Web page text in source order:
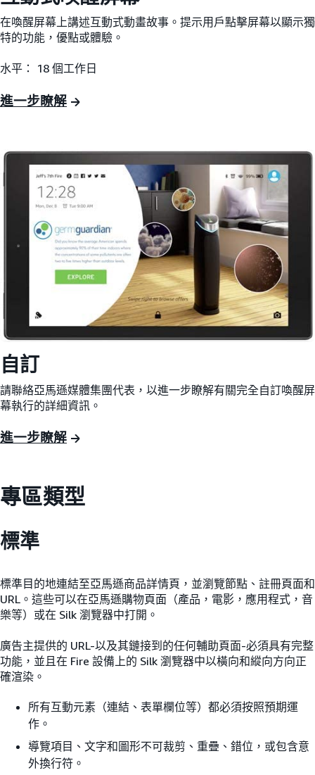
在喚醒屏幕上講述互動式動畫故事。提示用戶點擊屏幕以顯示獨
特的功能，優點或體驗。
水平： 18 個工作日
進一步瞭解
自訂
請聯絡亞馬遜媒體集團代表，以進一步瞭解有關完全自訂喚醒屏
幕執行的詳細資訊。
進一步瞭解
專區類型
標準
標準目的地連結至亞馬遜商品詳情頁，並瀏覽節點、註冊頁面和
URL。這些可以在亞馬遜購物頁面（產品，電影，應用程式，音
樂等）或在 Silk 瀏覽器中打開。
廣告主提供的 URL-以及其鏈接到的任何輔助頁面-必須具有完整
功能，並且在 Fire 設備上的 Silk 瀏覽器中以橫向和縱向方向正
確渲染。
所有互動元素（連結、表單欄位等）都必須按照預期運
作。
導覽項目、文字和圖形不可裁剪、重疊、錯位，或包含意
外換行符。